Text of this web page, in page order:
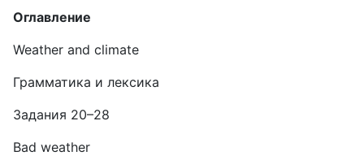
Оглавление
Weather and climate
Грамматика и лексика
Задания 20–28
Bad weather